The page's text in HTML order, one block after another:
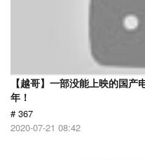
【越哥】一部没能上映的国
年！
# 367
2020-07-21 08:42